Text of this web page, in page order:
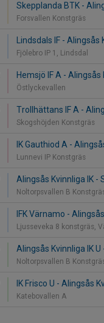
Skepplanda BTK -
Forsvallen Konstgräs
Lindsdals IF - Alingsås
Fjölebro IP 1, Lindsdal
Hemsjö IF A - Alingsås
Östlyckevallen
Trollhättans IF A -
Skogshöjden Konstgräs
IK Gauthiod A -
Lunnevi IP Konstgräs
Alingsås Kvinnliga IK -
Noltorpsvallen B
IFK Värnamo -
Ljusseveka 8 konstgräs,
Alingsås Kvinnliga IK
Noltorpsvallen B
IK Frisco U - Alingsås
Katebovallen A